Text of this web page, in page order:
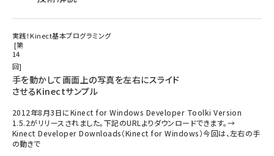
実践！Kinect基本プログラミング
第
14
回
手を動かして画面上の写真を左右にスライド
させるKinectサンプル
2012年8月3日にKinect for Windows Developer Toolki Version
1.5.2がリリースされました。下記のURLよりダウンロードできます。→
Kinect Developer Downloads（Kinect for Windows）今回は、左右の手
の動きで